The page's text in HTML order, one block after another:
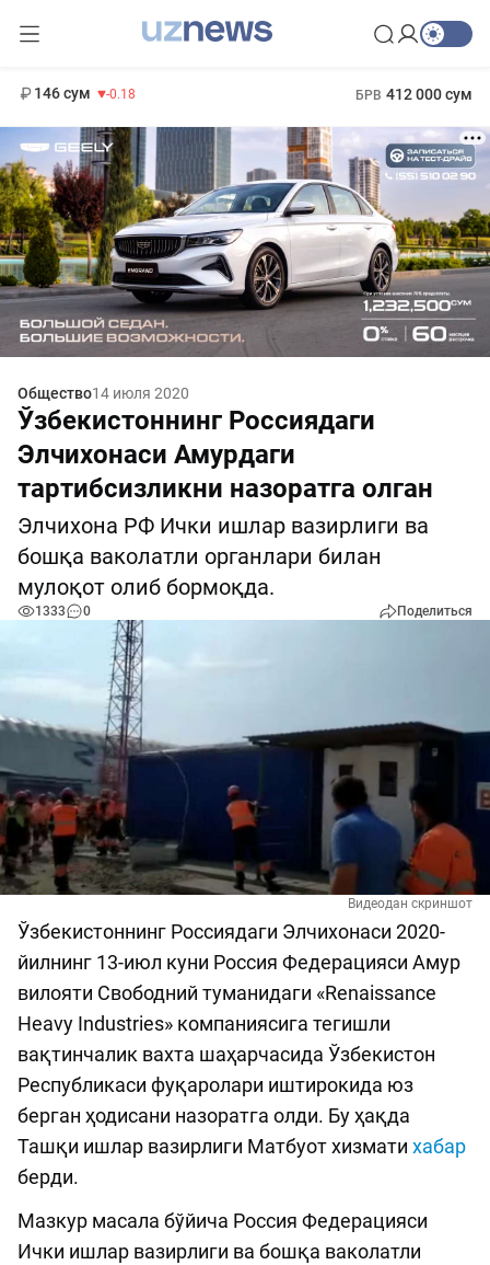
146 сум -0.18 БРВ 412 000 сум
Общество14 июля 2020
Ўзбекистоннинг Россиядаги
Элчихонаси Амурдаги
тартибсизликни назоратга олган
Элчихона РФ Ички ишлар вазирлиги ва
бошқа ваколатли органлари билан
мулоқот олиб бормоқда.
1333 0 Поделиться
Видеодан скриншот
Ўзбекистоннинг Россиядаги Элчихонаси 2020-
йилнинг 13-июл куни Россия Федерацияси Aмур
вилояти Свободний туманидаги «Renaissance
Heavy Industries» компаниясига тегишли
вақтинчалик вахта шаҳарчасида Ўзбекистон
Республикаси фуқаролари иштирокида юз
берган ҳодисани назоратга олди. Бу ҳақда
Ташқи ишлар вазирлиги Матбуот хизмати хабар
берди.
Мазкур масала бўйича Россия Федерацияси
Ички ишлар вазирлиги ва бошқа ваколатли